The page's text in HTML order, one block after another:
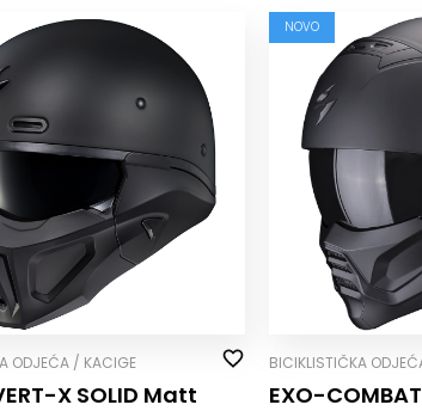
ODJEĆA / KACIGE
X SOLID Matt
NOVO
BICIKLISTIČKA
EXO-